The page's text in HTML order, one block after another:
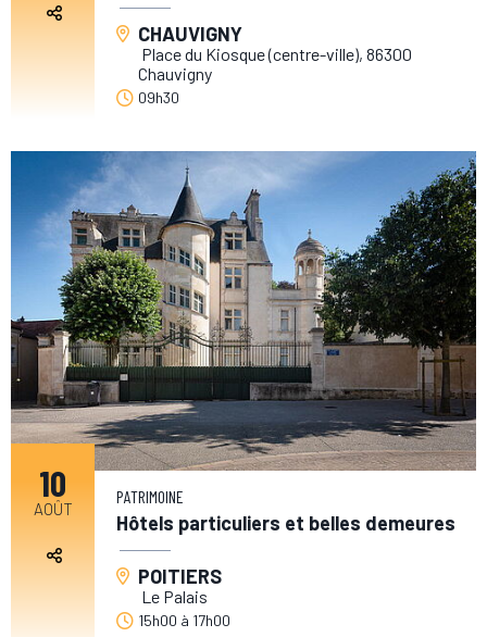
CHAUVIGNY
Place du Kiosque (centre-ville), 86300
Chauvigny
09h30
10
AOÛT
PATRIMOINE
Hôtels particuliers et belles demeures
POITIERS
Le Palais
15h00 à 17h00